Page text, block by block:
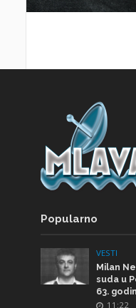
Popularno
VESTI
Milan
suda u
63.
11:22